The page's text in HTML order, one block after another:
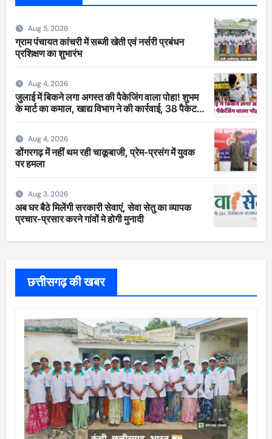
Aug 5, 2026
ग्राम पंचायत कांचरी में सब्जी खेती एवं नर्सरी प्रबंधन
प्रशिक्षण का शुभारंभ
Aug 4, 2026
जुलाई में बिकने लगा अगस्त की पैकेजिंग वाला पोहा! शुभम
के मार्ट का कमाल, खाद्य विभाग ने की कार्रवाई, 38 पैकेट
सीज
Aug 4, 2026
डोंगरगढ़ में नहीं थम रही चाकूबाजी, प्रेम-प्रसंग में युवक
पर हमला
Aug 3, 2026
अब घर बैठे मिलेंगी सरकारी सेवाएं, सेवा सेतु का व्यापक
प्रचार-प्रसार करने गांवों मे होगी मुनादी
छत्तीसगढ़ की खबर